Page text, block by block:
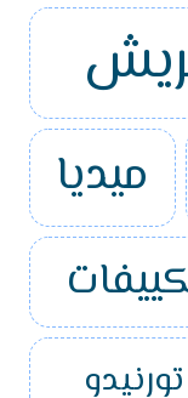
ميديا
تورنيدو